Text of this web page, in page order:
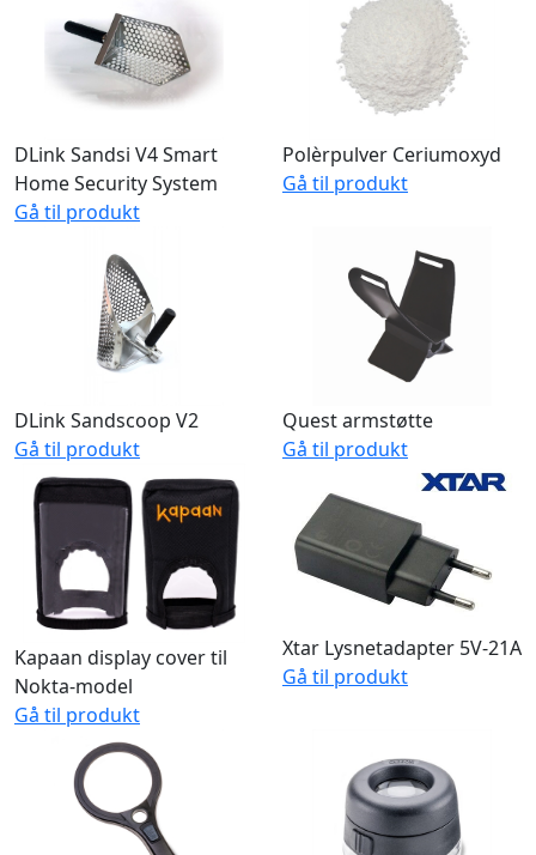
DLink Sandsi V4 Smart
Home Security System
Gå til produkt
Polèrpulver Ceriumoxyd
Gå til produkt
DLink Sandscoop V2
Gå til produkt
Quest armstøtte
Gå til produkt
Kapaan display cover til
Nokta-model
Gå til produkt
Xtar Lysnetadapter 5V-21A
Gå til produkt